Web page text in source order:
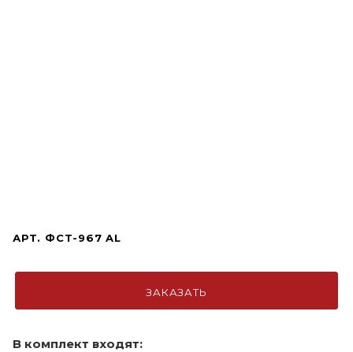
АРТ. ФСТ-967 AL
ЗАКАЗАТЬ
В комплект входят: